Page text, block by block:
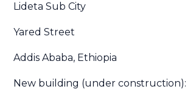
Lideta Sub City
Yared Street
Addis Ababa, Ethiopia
New building (under construction):